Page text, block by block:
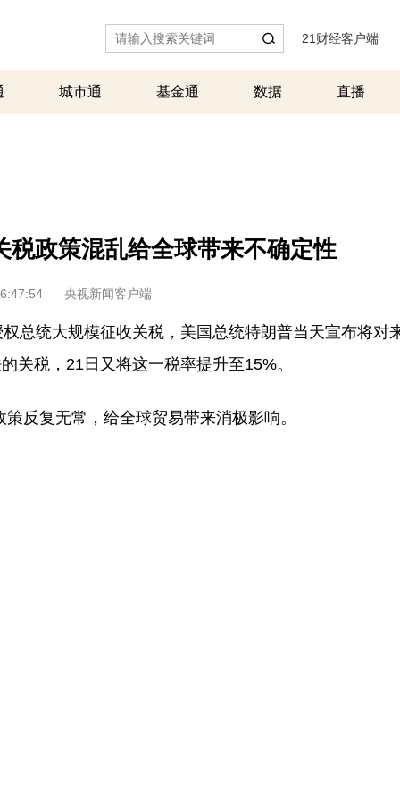
21财经客户端
城市通 基金通 数据 直播
税政策混乱给全球带来不确定性
央视新闻客户端
总统大规模征收关税，美国总统特朗普当天宣布将对
关税，21日又将这一税率提升至15%。
反复无常，给全球贸易带来消极影响。